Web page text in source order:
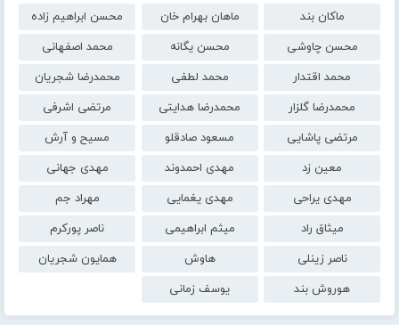
ماکان بند
ماهان بهرام خان
محسن ابراهیم زاده
محسن چاوشی
محسن یگانه
محمد اصفهانی
محمد اقتدار
محمد لطفی
محمدرضا شجریان
محمدرضا گلزار
محمدرضا هدایتی
مرتضی اشرفی
مرتضی پاشایی
مسعود صادقلو
مسیح و آرش
معین زد
مهدی احمدوند
مهدی جهانی
مهدی یراحی
مهدی یغمایی
مهراد جم
میثاق راد
میثم ابراهیمی
ناصر پورکرم
ناصر زینلی
هاوش
همایون شجریان
هوروش بند
یوسف زمانی